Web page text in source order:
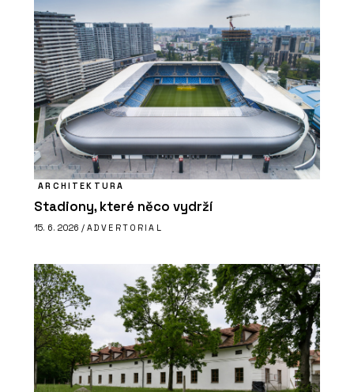
ARCHITEKTURA
Stadiony, které něco vydrží
15. 6. 2026 / ADVERTORIAL